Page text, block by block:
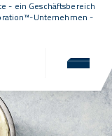
- ein Geschäftsbereich
-Unternehmen -